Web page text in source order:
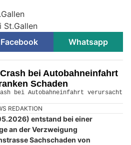
St.Gallen
Facebook Whatsapp
bei Autobahneinfahrt
Schaden
REDAKTION
entstand bei einer
an der Verzweigung
Sachschaden von